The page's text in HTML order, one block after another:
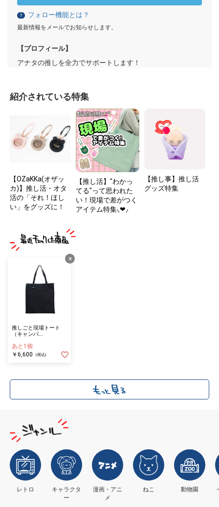
？ フォロー機能とは？
最新情報をメールでお知らせします。
【プロフィール】
アナタの推しを全力でサポートします！
紹介されている特集
【OZaKKa(オザッ
カ)】推し活・オタ
活の「それ！ほし
い」をグッズに！
【推し活】"わかっ
てる"って思われた
い！現場で差がつく
アイテム特集⸜❤︎⸝
【推し事】推し活
グッズ特集
×
推しごと現場トート
（キャンバ
あと1個
￥6,600
(税込)
レトロ
キャラクタ
ー
漫画・アニ
メ
ねこ 動物園